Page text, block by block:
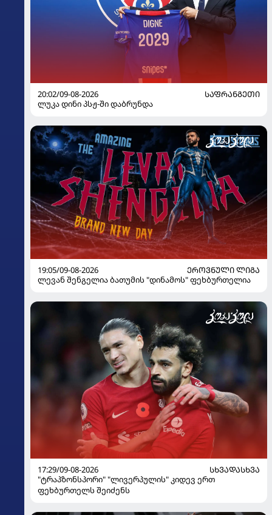
20:02/09-08-2026
ᲡᲐᲤᲠᲐᲜᲒᲔᲗᲘ
ლუკა დინი პსჟ-ში დაბრუნდა
19:05/09-08-2026
ᲔᲠᲝᲕᲜᲣᲚᲘ ᲚᲘᲒᲐ
ლევან შენგელია ბათუმის "დინამოს" ფეხბურთელია
17:29/09-08-2026
ᲡᲮᲕᲐᲓᲐᲡᲮᲕᲐ
"ტრაპზონსპორი" "ლივერპულის" კიდევ ერთ
ფეხბურთელს შეიძენს